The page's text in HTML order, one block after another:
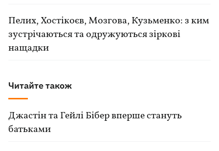
Пелих, Хостікоєв, Мозгова, Кузьменко: з ким
зустрічаються та одружуються зіркові
нащадки
Читайте також
Джастін та Гейлі Бібер вперше стануть
батьками